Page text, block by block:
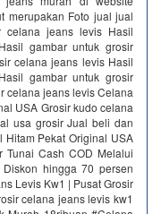
merupakan Foto jual jual
celana jeans levis Hasil
gambar untuk grosir
celana jeans levis Hasil
gambar untuk grosir
celana jeans levis Celana
USA Grosir kudo celana
usa grosir Jual beli dan
Pekat Original USA
Tunai Cash COD Melalui
hingga 70 persen
Levis Kw1 | Pusat Grosir
celana jeans levis kw1